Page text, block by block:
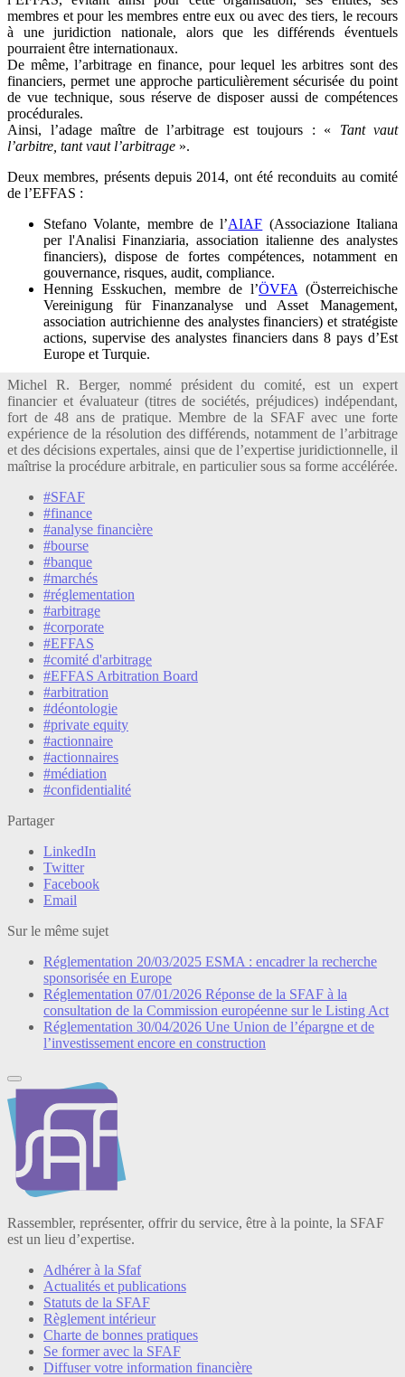
membres et pour les membres entre eux ou avec des tiers, le recours
à une juridiction nationale, alors que les différends éventuels
pourraient être internationaux.
De même, l’arbitrage en finance, pour lequel les arbitres sont des
financiers, permet une approche particulièrement sécurisée du point
de vue technique, sous réserve de disposer aussi de compétences
procédurales.
Ainsi, l’adage maître de l’arbitrage est toujours : « Tant vaut
l’arbitre, tant vaut l’arbitrage ».
Deux membres, présents depuis 2014, ont été reconduits au comité
de l’EFFAS :
Stefano Volante, membre de l’AIAF (Associazione Italiana
per l'Analisi Finanziaria, association italienne des analystes
financiers), dispose de fortes compétences, notamment en
gouvernance, risques, audit, compliance.
Henning Esskuchen, membre de l’ÖVFA (Österreichische
Vereinigung für Finanzanalyse und Asset Management,
association autrichienne des analystes financiers) et stratégiste
actions, supervise des analystes financiers dans 8 pays d’Est
Europe et Turquie.
Michel R. Berger, nommé président du comité, est un expert
financier et évaluateur (titres de sociétés, préjudices) indépendant,
fort de 48 ans de pratique. Membre de la SFAF avec une forte
expérience de la résolution des différends, notamment de l’arbitrage
et des décisions expertales, ainsi que de l’expertise juridictionnelle, il
maîtrise la procédure arbitrale, en particulier sous sa forme accélérée.
#SFAF
#finance
#analyse financière
#bourse
#banque
#marchés
#réglementation
#arbitrage
#corporate
#EFFAS
#comité d'arbitrage
#EFFAS Arbitration Board
#arbitration
#déontologie
#private equity
#actionnaire
#actionnaires
#médiation
#confidentialité
Partager
LinkedIn
Twitter
Facebook
Email
Sur le même sujet
Réglementation 20/03/2025 ESMA : encadrer la recherche
sponsorisée en Europe
Réglementation 07/01/2026 Réponse de la SFAF à la
consultation de la Commission européenne sur le Listing Act
Réglementation 30/04/2026 Une Union de l’épargne et de
l’investissement encore en construction
Rassembler, représenter, offrir du service, être à la pointe, la SFAF
est un lieu d’expertise.
Adhérer à la Sfaf
Actualités et publications
Statuts de la SFAF
Règlement intérieur
Charte de bonnes pratiques
Se former avec la SFAF
Diffuser votre information financière